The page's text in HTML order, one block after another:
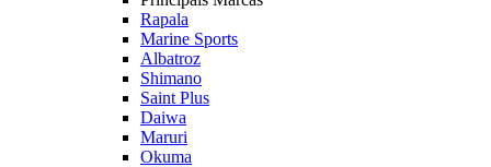
Rapala
Marine Sports
Albatroz
Shimano
Saint Plus
Daiwa
Maruri
Okuma